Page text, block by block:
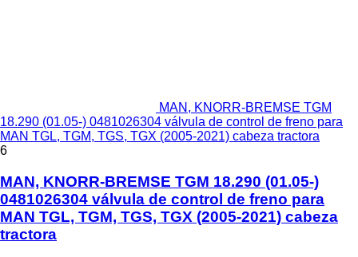
MAN, KNORR-BREMSE TGM
18.290 (01.05-) 0481026304 válvula de control de freno para
MAN TGL, TGM, TGS, TGX (2005-2021) cabeza tractora
6
MAN, KNORR-BREMSE TGM 18.290 (01.05-)
0481026304 válvula de control de freno para
MAN TGL, TGM, TGS, TGX (2005-2021) cabeza
tractora